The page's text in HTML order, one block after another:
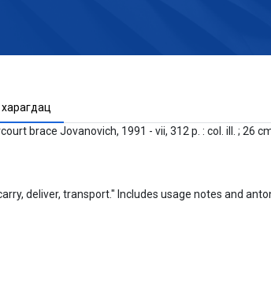
харагдац
brace Jovanovich, 1991 - vii, 312 p. : col. ill. ; 26
deliver, transport." Includes usage notes and